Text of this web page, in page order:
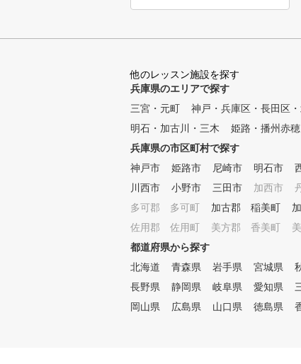
他のレッスン施設を探す
兵庫県のエリアで探す
三宮・元町
神戸・兵庫区・長田区
明石・加古川・三木
姫路・播州赤穂
兵庫県の市区町村で探す
神戸市
姫路市 尼崎市 明石市
川西市
小野市 三田市 加西市
多可郡 多可町
加古郡 稲美町
佐用郡 佐用町
美方郡 香美町
都道府県から探す
北海道
青森県 岩手県 宮城県
長野県
静岡県 岐阜県 愛知県
岡山県
広島県 山口県 徳島県